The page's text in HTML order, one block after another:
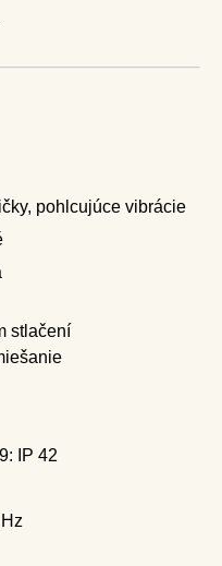
pohlcujúce vibrácie
stlačení
IP 42